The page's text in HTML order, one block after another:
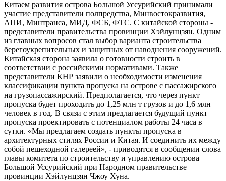
Китаем развития острова Большой Уссурийский принимали
участие представители полпредства, Минвостокразвития,
АПИ, Минтранса, МИД, ФСБ, ФТС. С китайской стороны -
представители правительства провинции Хэйлунцзян. Одним
из главных вопросов стал выбор варианта строительства
берегоукрепительных и защитных от наводнения сооружений.
Китайская сторона заявила о готовности строить в
соответствии с российскими нормативами. Также
представители КНР заявили о необходимости изменения
классификации пункта пропуска на острове с пассажирского
на грузопассажирский. Предполагается, что через пункт
пропуска будет проходить до 1,25 млн т грузов и до 1,6 млн
человек в год. В связи с этим предлагается будущий пункт
пропуска проектировать с потенциалом работы 24 часа в
сутки. «Мы предлагаем создать пункты пропуска в
архитектурных стилях России и Китая. И соединить их между
собой пешеходной галереей», - приводятся в сообщении слова
главы комитета по строительству и управлению острова
Большой Уссурийский при Народном правительстве
провинции Хэйлунцзян Чжоу Хуна.